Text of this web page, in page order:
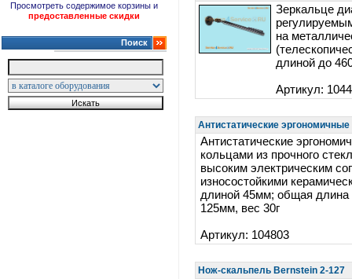
Просмотреть содержимое корзины и
предоставленные скидки
Поиск
Зеркальце
на
длиной до
Артикул:
Антистатические
Антистатические
кольцами из прочного
высоким электрическим
износостойкими
длиной 45мм; общая длина
125мм, вес 30г
Артикул: 104803
Нож-скальпель Bernstein 2-127